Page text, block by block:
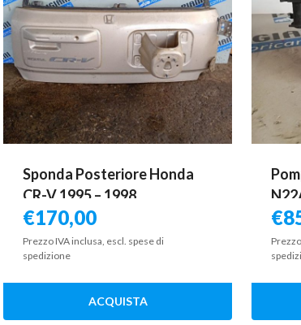
Sponda Posteriore Honda
CR-V 1995 – 1998
€170,00
Prezzo IVA inclusa, escl. spese di
spedizione
ACQUISTA
€